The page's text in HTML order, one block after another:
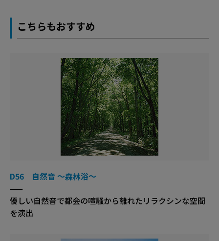
こちらもおすすめ
D56 自然音 ～森林浴～
——
優しい自然音で都会の喧騒から離れたリラクシンな空間
を演出